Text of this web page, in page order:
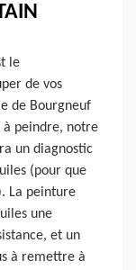
le
de vos
de Bourgneuf
à peindre, notre
un diagnostic
(pour que
La peinture
une
et un
à remettre à